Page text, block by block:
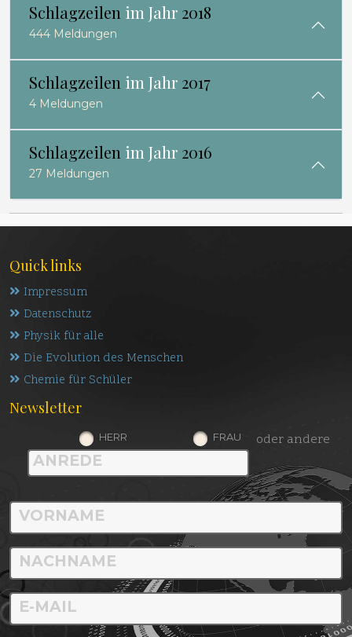
Schlagzeilen im Jahr 2018
444 Meldungen
Schlagzeilen im Jahr 2017
4 Meldungen
Schlagzeilen im Jahr 2016
27 Meldungen
Quick links
Impressum
Datenschutz
Physik für alle
Die Evolution des Menschen
Chemie für Schüler
Newsletter
HERR FRAU oder andere